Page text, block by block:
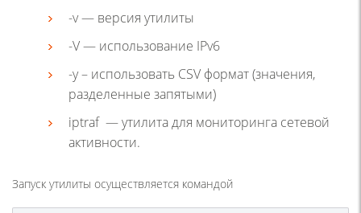
-v — версия утилиты
-V — использование IPv6
-y – использовать CSV формат (значения,
разделенные запятыми)
iptraf — утилита для мониторинга сетевой
активности.
Запуск утилиты осуществляется командой